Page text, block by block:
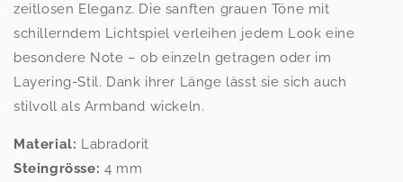
zeitlosen Eleganz. Die sanften grauen Töne mit
schillerndem Lichtspiel verleihen jedem Look eine
besondere Note – ob einzeln getragen oder im
Layering-Stil. Dank ihrer Länge lässt sie sich auch
stilvoll als Armband wickeln.
Material: Labradorit
Steingrösse: 4 mm